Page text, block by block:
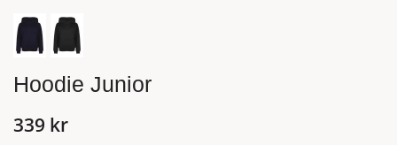
Hoodie Junior
339 kr